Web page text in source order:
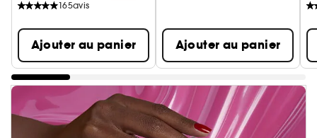
165avis
Ajouter au panier Ajouter au panier